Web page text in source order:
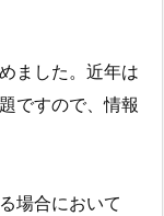
ました。近年は
ですので、情報
場合において